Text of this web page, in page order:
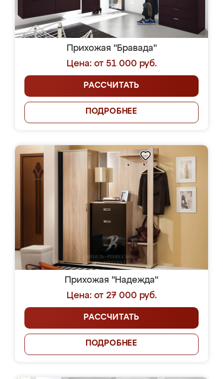
Прихожая "Бравада"
Цена: от 51 000 руб.
РАССЧИТАТЬ
ПОДРОБНЕЕ
Прихожая "Надежда"
Цена: от 27 000 руб.
РАССЧИТАТЬ
ПОДРОБНЕЕ